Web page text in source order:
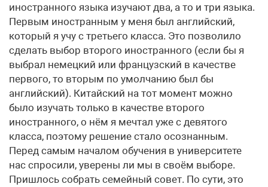
иностранного языка изучают два, а то и три языка.
Первым иностранным у меня был английский,
который я учу с третьего класса. Это позволило
сделать выбор второго иностранного (если бы я
выбрал немецкий или французский в качестве
первого, то вторым по умолчанию был бы
английский). Китайский на тот момент можно
было изучать только в качестве второго
иностранного, о нём я мечтал уже с девятого
класса, поэтому решение стало осознанным.
Перед самым началом обучения в университете
нас спросили, уверены ли мы в своём выборе.
Пришлось собрать семейный совет. По сути, это